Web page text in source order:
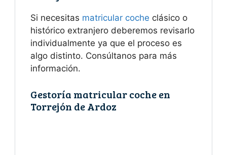
Si necesitas matricular coche clásico o
histórico extranjero deberemos revisarlo
individualmente ya que el proceso es
algo distinto. Consúltanos para más
información.
Gestoría matricular coche en
Torrejón de Ardoz